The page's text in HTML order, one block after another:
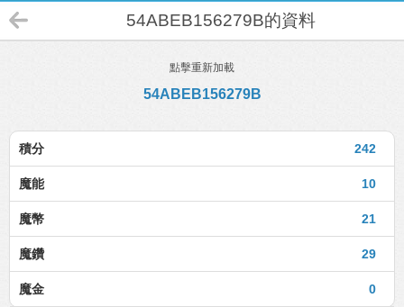
54ABEB156279B的資料
點擊重新加載
54ABEB156279B
242
積分
10
魔能
21
魔幣
29
魔鑽
0
魔金